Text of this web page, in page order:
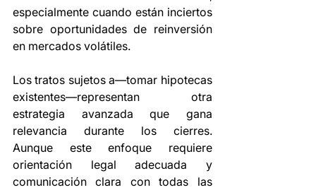
especialmente cuando están inciertos
sobre oportunidades de reinversión
en mercados volátiles.
Los tratos sujetos a—tomar hipotecas
existentes—representan otra
estrategia avanzada que gana
relevancia durante los cierres.
Aunque este enfoque requiere
orientación legal adecuada y
comunicación clara con todas las